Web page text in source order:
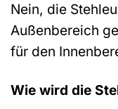
Nein, die
Außenbereich
für den
Wie wird die